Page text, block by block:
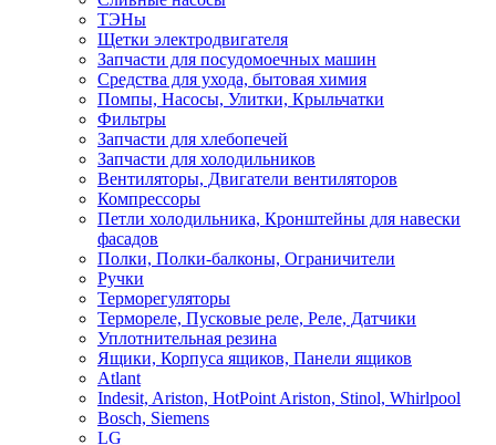
ТЭНы
Щетки электродвигателя
Запчасти для посудомоечных машин
Средства для ухода, бытовая химия
Помпы, Насосы, Улитки, Крыльчатки
Фильтры
Запчасти для хлебопечей
Запчасти для холодильников
Вентиляторы, Двигатели вентиляторов
Компрессоры
Петли холодильника, Кронштейны для навески
фасадов
Полки, Полки-балконы, Ограничители
Ручки
Терморегуляторы
Термореле, Пусковые реле, Реле, Датчики
Уплотнительная резина
Ящики, Корпуса ящиков, Панели ящиков
Atlant
Indesit, Ariston, HotPoint Ariston, Stinol, Whirlpool
Bosch, Siemens
LG